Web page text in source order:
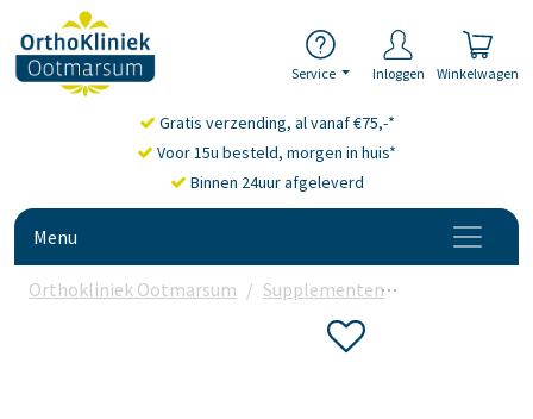
Service Inloggen Winkelwagen
Gratis verzending, al vanaf €75,-*
Voor 15u besteld, morgen in huis*
Binnen 24uur afgeleverd
Menu
Orthokliniek Ootmarsum Supplementen